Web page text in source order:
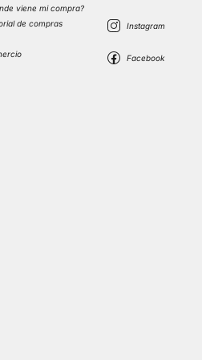
viene mi compra?
de compras